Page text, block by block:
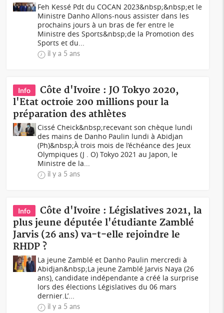
Feh Kessé Pdt du COCAN 2023&nbsp;&nbsp;et le
Ministre Danho Allons-nous assister dans les
prochains jours à un bras de fer entre le
Ministre des Sports&nbsp;de la Promotion des
Sports et du...
il y a 5 ans
Info
Côte d'Ivoire : JO Tokyo 2020,
l'Etat octroie 200 millions pour la
préparation des athlètes
Cissé Cheick&nbsp;recevant son chèque lundi
des mains de Danho Paulin lundi à Abidjan
(Ph)&nbsp;À trois mois de l’échéance des Jeux
Olympiques (J . O) Tokyo 2021 au Japon, le
Ministre de la...
il y a 5 ans
Info
Côte d'Ivoire : Législatives 2021, la
plus jeune députée l'étudiante Zamblé
Jarvis (26 ans) va-t-elle rejoindre le
RHDP ?
La jeune Zamblé et Danho Paulin mercredi à
Abidjan&nbsp;La jeune Zamblé Jarvis Naya (26
ans), candidate indépendante a créé la surprise
lors des élections Législatives du 06 mars
dernier.L’...
il y a 5 ans